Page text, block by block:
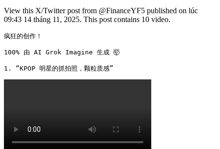
View this X/Twitter post from @FinanceYF5 published on lúc
09:43 14 tháng 11, 2025. This post contains 10 video.
疯狂的创作！
100% 由 AI Grok Imagine 生成 🤯
1. “KPOP 明星的抓拍照，颗粒质感”